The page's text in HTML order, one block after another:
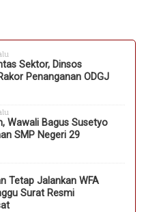
Sektor, Dinsos
Penanganan ODGJ
Wawali Bagus Susetyo
SMP Negeri 29
Tetap Jalankan WFA
Surat Resmi